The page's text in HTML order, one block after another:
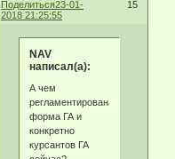
Поделиться 15
23-01-
2018 21:25:55
NAV
написал(а):
А чем
регламентирована
форма ГА и
конкретно
курсантов ГА